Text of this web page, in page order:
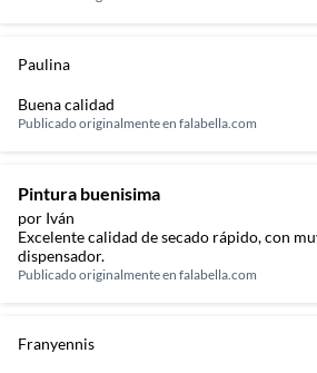
Paulina
Buena calidad
Publicado originalmente en falabella.com
Pintura buenisima
por Iván
Excelente calidad de secado rápido, con
dispensador.
Publicado originalmente en falabella.com
Franyennis